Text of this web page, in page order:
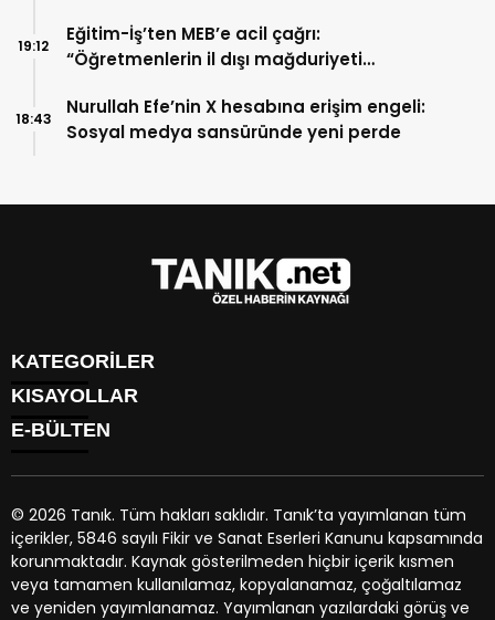
Eğitim-İş’ten MEB’e acil çağrı:
“Öğretmenlerin il dışı mağduriyeti
19:12
Nurullah Efe’nin X hesabına erişim engeli:
Sosyal medya sansüründe yeni perde
18:43
KATEGORİLER
GÜNDEM
EKONOMİ
SİYASET
YAŞAM
BİYOGRAFİLER
EGE BÖLGESİ
KISAYOLLAR
HAVA DURUMU
TRAFİK DURUMU
PUAN DURUMU
PİYASALAR
HİSSELER
PARİTELER
E-BÜLTEN
tanik.nete-bültenine abone olarak, tarafınıza haber, duyuru
ve kampanya içerikli e-postaların gönderilmesini kabul etmiş
olursunuz.
© 2026 Tanık. Tüm hakları saklıdır. Tanık’ta yayımlanan tüm
içerikler, 5846 sayılı Fikir ve Sanat Eserleri Kanunu kapsamında
korunmaktadır. Kaynak gösterilmeden hiçbir içerik kısmen
veya tamamen kullanılamaz, kopyalanamaz, çoğaltılamaz
ve yeniden yayımlanamaz. Yayımlanan yazılardaki görüş ve